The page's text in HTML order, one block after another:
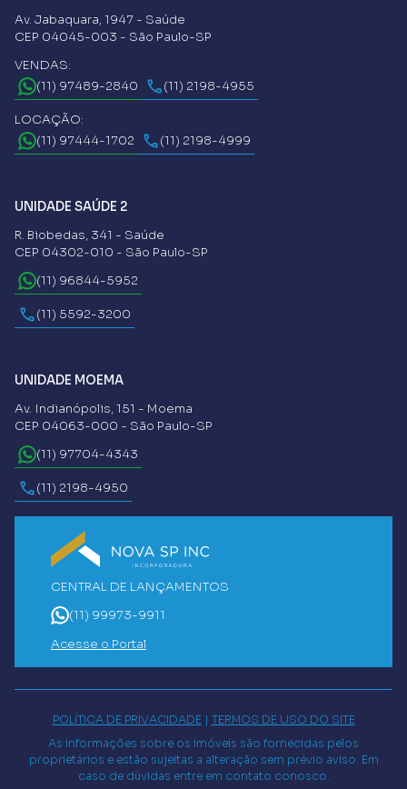
Av. Jabaquara, 1947 - Saúde
CEP 04045-003 - São Paulo-SP
VENDAS:
(11) 97489-2840
(11) 2198-4955
LOCAÇÃO:
(11) 97444-1702
(11) 2198-4999
UNIDADE SAÚDE 2
R. Biobedas, 341 - Saúde
CEP 04302-010 - São Paulo-SP
(11) 96844-5952
(11) 5592-3200
UNIDADE MOEMA
Av. Indianópolis, 151 - Moema
CEP 04063-000 - São Paulo-SP
(11) 97704-4343
(11) 2198-4950
CENTRAL DE LANÇAMENTOS
(11) 99973-9911
Acesse o Portal
POLÍTICA DE PRIVACIDADE | TERMOS DE USO DO SITE
As informações sobre os imóveis são fornecidas pelos
proprietários e estão sujeitas a alteração sem prévio aviso. Em
caso de dúvidas entre em contato conosco.